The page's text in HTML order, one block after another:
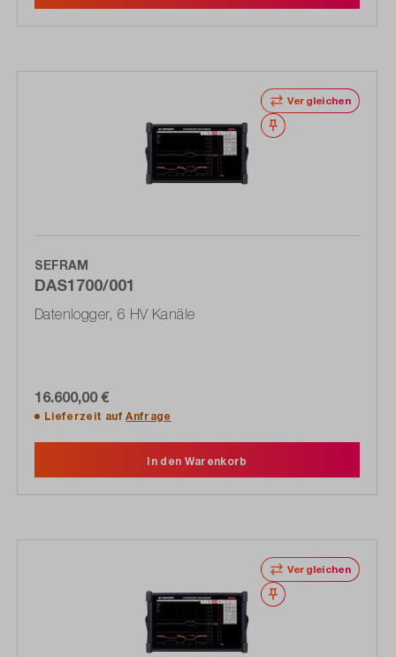
Vergleichen
Merken
SEFRAM
DAS1700/001
Datenlogger, 6 HV Kanäle
16.600,00 €
Lieferzeit aufAnfrage
In den Warenkorb
Vergleichen
Merken